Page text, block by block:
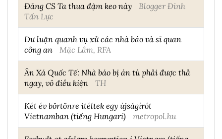
Đảng CS Ta thua đậm keo này
Blogger Đinh
Tấn Lực
Dư luận quanh vụ xử các nhà báo và sĩ quan
công an
Mặc Lâm, RFA
Ân Xá Quốc Tế: Nhà báo bị án tù phải được thả
ngay, vô điều kiện
TH
Két év börtönre ítéltek egy újságírót
Vietnamban (tiếng Hungari)
metropol.hu